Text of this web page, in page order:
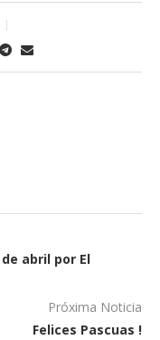
abril por El
Próxima Noticia
Felices Pascuas !